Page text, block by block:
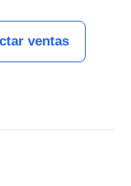
ventas